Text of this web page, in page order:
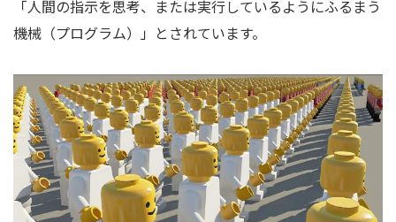
「人間の指示を思考、または実行しているようにふるまう
機械（プログラム）」とされています。